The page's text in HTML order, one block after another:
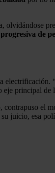
de
eje principal de
el
juicio, esa